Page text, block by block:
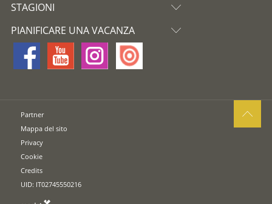
STAGIONI
PIANIFICARE UNA VACANZA
Partner
Mappa del sito
Privacy
Cookie
Credits
UID: IT02745550216